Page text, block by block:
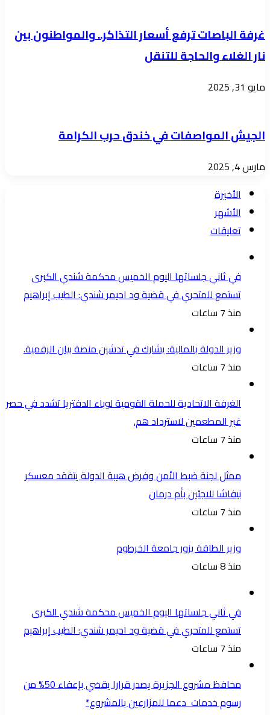
غرفة الباصات ترفع أسعار التذاكر.. والمواطنون بين
نار الغلاء والحاجة للتنقل
مايو 31, 2025
الجيش المواصفات في خندق حرب الكرامة
مارس 4, 2025
الأخيرة
الأشهر
تعليقات
في ثاني جلساتها اليوم الخميس محكمة شندي الكبرى
تستمع للمتحري في قضية ود احيمر شندي: الطيب إبراهيم
منذ 7 ساعات
وزير الدولة بالمالية: يشارك في تدشين منصة بيان الرقمية.
منذ 7 ساعات
الغرفة الاتحادية للحملة القومية لوباء الدفتريا تشدد في حصر
غير المطعمين لاسترداد هم.
منذ 7 ساعات
ممثل لجنة ضبط الأمن وفرض هيبة الدولة يتفقد معسكر
نيفاشا للاجئين بأم درمان
منذ 7 ساعات
وزير الطاقة يزور جامعة الخرطوم
منذ 8 ساعات
في ثاني جلساتها اليوم الخميس محكمة شندي الكبرى
تستمع للمتحري في قضية ود احيمر شندي: الطيب إبراهيم
منذ 7 ساعات
محافظ مشروع الجزيرة يصدر قرارا يقضي بإعفاء 50% من
رسوم خدمات دعما للمزارعين بالمشروع*